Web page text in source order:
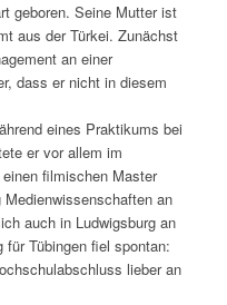
geboren. Seine Mutter ist
aus der Türkei. Zunächst
an einer
dass er nicht in diesem
eines Praktikums bei
er vor allem im
filmischen Master
an
auch in Ludwigsburg an
Tübingen fiel spontan:
lieber an